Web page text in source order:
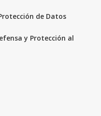
de Datos
y Protección al